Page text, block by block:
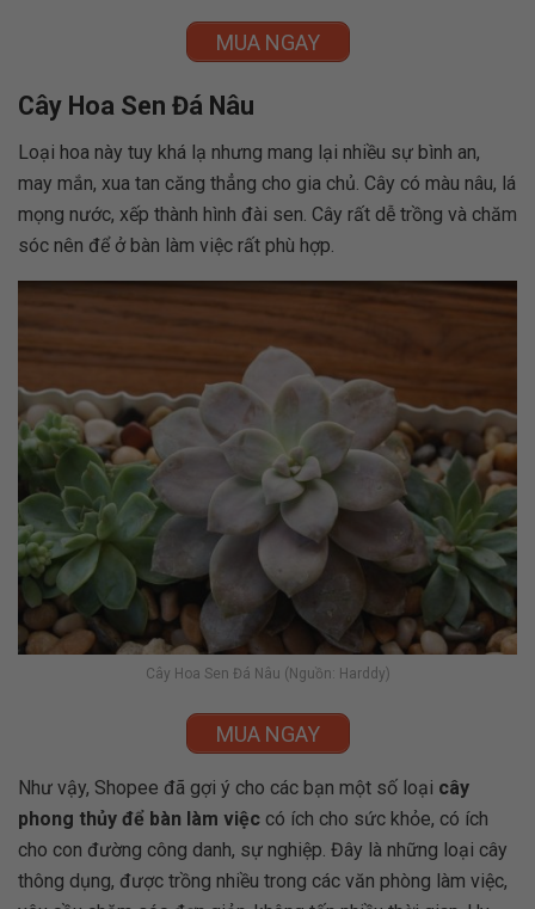
MUA NGAY
Cây Hoa Sen Đá Nâu
Loại hoa này tuy khá lạ nhưng mang lại nhiều sự bình an,
may mắn, xua tan căng thẳng cho gia chủ. Cây có màu nâu, lá
mọng nước, xếp thành hình đài sen. Cây rất dễ trồng và chăm
sóc nên để ở bàn làm việc rất phù hợp.
Cây Hoa Sen Đá Nâu (Nguồn: Harddy)
MUA NGAY
Như vậy, Shopee đã gợi ý cho các bạn một số loại cây
phong thủy để bàn làm việc có ích cho sức khỏe, có ích
cho con đường công danh, sự nghiệp. Đây là những loại cây
thông dụng, được trồng nhiều trong các văn phòng làm việc,